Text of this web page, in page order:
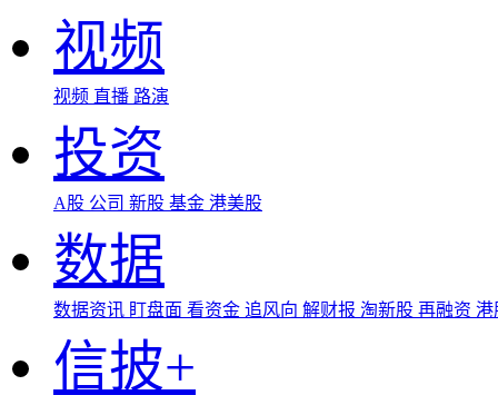
视频
视频 直播 路演
投资
A股 公司 新股 基金 港美股
数据
数据资讯 盯盘面 看资金 追风向 解财报 淘新股 再融资
信披+